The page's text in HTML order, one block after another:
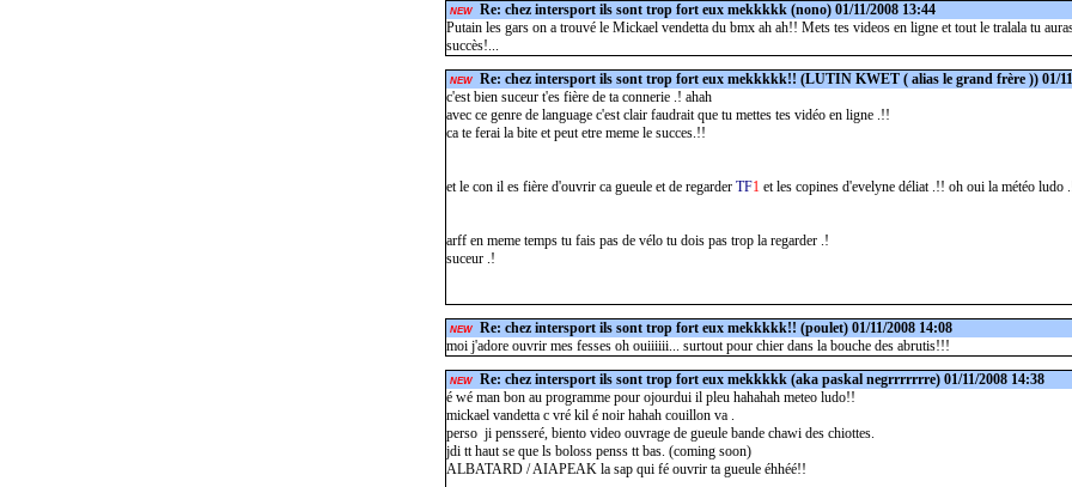
NEW Re: chez intersport ils sont trop fort eux mekkkkk (nono) 01/11/2008 13:44
Putain les gars on a trouvé le Mickael vendetta du bmx ah ah!! Mets tes videos en ligne et tout le tralala tu
succès!...
NEW Re: chez intersport ils sont trop fort eux mekkkkk!! (LUTIN KWET ( alias le grand frère )) 01/
c'est bien suceur t'es fière de ta connerie .! ahah
avec ce genre de language c'est clair faudrait que tu mettes tes vidéo en ligne .!!
ca te ferai la bite et peut etre meme le succes.!!
et le con il es fière d'ouvrir ca gueule et de regarder TF1 et les copines d'evelyne déliat .!! oh oui la météo ludo
arff en meme temps tu fais pas de vélo tu dois pas trop la regarder .!
suceur .!
NEW Re: chez intersport ils sont trop fort eux mekkkkk!! (poulet) 01/11/2008 14:08
moi j'adore ouvrir mes fesses oh ouiiiiii... surtout pour chier dans la bouche des abrutis!!!
NEW Re: chez intersport ils sont trop fort eux mekkkkk (aka paskal negrrrrrrre) 01/11/2008 14:38
é wé man bon au programme pour ojourdui il pleu hahahah meteo ludo!!
mickael vandetta c vré kil é noir hahah couillon va .
perso ji pensseré, biento video ouvrage de gueule bande chawi des chiottes.
jdi tt haut se que ls boloss penss tt bas. (coming soon)
ALBATARD / AIAPEAK la sap qui fé ouvrir ta gueule éhhéé!!